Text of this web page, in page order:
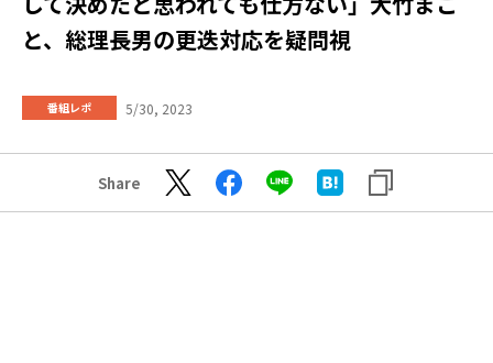
と、総理長男の更迭対応を疑問視
番組レポ 5/30, 2023
Share